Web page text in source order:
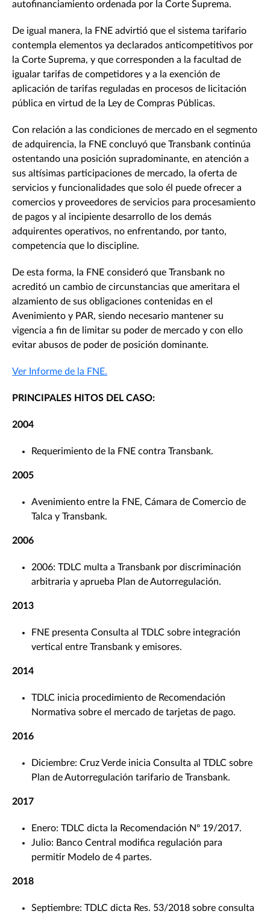
autofinanciamiento ordenada por la Corte Suprema.
De igual manera, la FNE advirtió que el sistema tarifario
contempla elementos ya declarados anticompetitivos por
la Corte Suprema, y que corresponden a la facultad de
igualar tarifas de competidores y a la exención de
aplicación de tarifas reguladas en procesos de licitación
pública en virtud de la Ley de Compras Públicas.
Con relación a las condiciones de mercado en el segmento
de adquirencia, la FNE concluyó que Transbank continúa
ostentando una posición supradominante, en atención a
sus altísimas participaciones de mercado, la oferta de
servicios y funcionalidades que solo él puede ofrecer a
comercios y proveedores de servicios para procesamiento
de pagos y al incipiente desarrollo de los demás
adquirentes operativos, no enfrentando, por tanto,
competencia que lo discipline.
De esta forma, la FNE consideró que Transbank no
acreditó un cambio de circunstancias que ameritara el
alzamiento de sus obligaciones contenidas en el
Avenimiento y PAR, siendo necesario mantener su
vigencia a fin de limitar su poder de mercado y con ello
evitar abusos de poder de posición dominante.
Ver Informe de la FNE.
PRINCIPALES HITOS DEL CASO:
2004
Requerimiento de la FNE contra Transbank.
2005
Avenimiento entre la FNE, Cámara de Comercio de
Talca y Transbank.
2006
2006: TDLC multa a Transbank por discriminación
arbitraria y aprueba Plan de Autorregulación.
2013
FNE presenta Consulta al TDLC sobre integración
vertical entre Transbank y emisores.
2014
TDLC inicia procedimiento de Recomendación
Normativa sobre el mercado de tarjetas de pago.
2016
Diciembre: Cruz Verde inicia Consulta al TDLC sobre
Plan de Autorregulación tarifario de Transbank.
2017
Enero: TDLC dicta la Recomendación Nº 19/2017.
Julio: Banco Central modifica regulación para
permitir Modelo de 4 partes.
2018
Septiembre: TDLC dicta Res. 53/2018 sobre consulta